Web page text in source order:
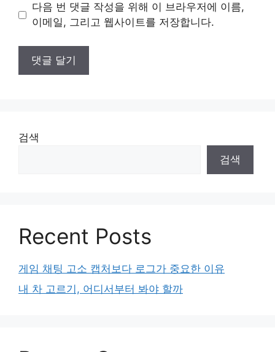
트
다음 번 댓글 작성을 위해 이 브라우저에 이름,
이메일, 그리고 웹사이트를 저장합니다.
검색
검색
Recent Posts
게임 채팅 고소 캡처보다 로그가 중요한 이유
내 차 고르기, 어디서부터 봐야 할까